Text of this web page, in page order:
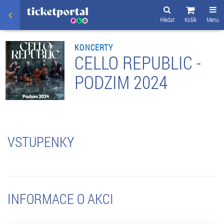
Menu
Košík
Hledat
KONCERTY
CELLO REPUBLIC -
PODZIM 2024
VSTUPENKY
INFORMACE O AKCI